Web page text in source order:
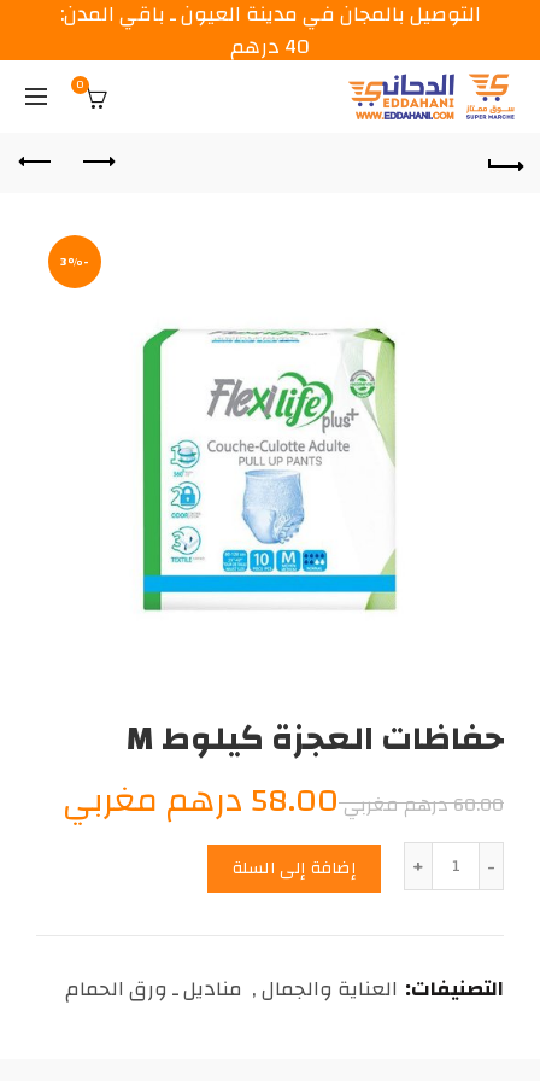
0
-3%
حفاظات العجزة كيلوط M
60.00درهم مغربيالسعر
الأصلي
هو:
درهم
58.00درهم مغربي
الكمية إضافة إلى السلة
التصنيفات: العناية والجمال, مناديل ـ ورق الحمام
التوصيل بالمجان في مدينة العيون ـ باقي المدن:
40 درهم